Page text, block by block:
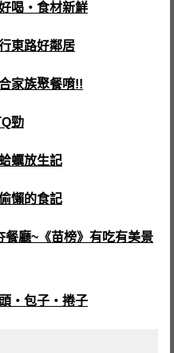
喝‧食材新鮮
東路好鄰居
家族聚餐唷!!
勁
蠣放生記
懶的食記
餐廳~《苗榜》有吃有美景
頭‧包子‧捲子